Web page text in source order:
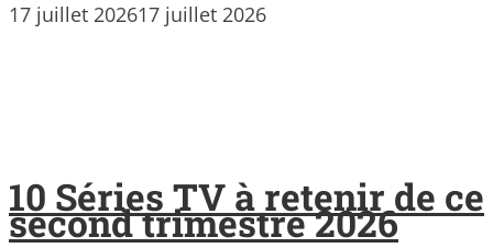
17 juillet 202617 juillet 2026
10 Séries TV à retenir de ce
second trimestre 2026